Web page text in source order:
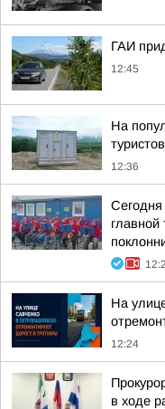
ГАИ
12:45
На
12:36
Сегодня
главной
На
12:24
в ходе